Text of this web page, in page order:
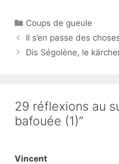
Catégories
Coups de gueule
Il s’en passe des
Dis Ségolène, le
29 réflexions au
bafouée (1)”
Vincent